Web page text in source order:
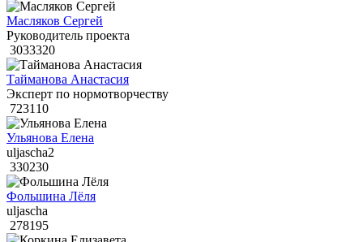
Масляков Сергей
Руководитель проекта
3033320
Тайманова Анастасия
Эксперт по нормотворчеству
723110
Ульянова Елена
uljascha2
330230
Фольшина Лёля
uljascha
278195